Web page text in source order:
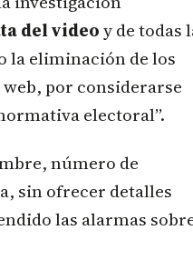
del videoy de todas
la eliminación de los
web, por considerarse
electoral”.
número de
sin ofrecer detalles
las alarmas